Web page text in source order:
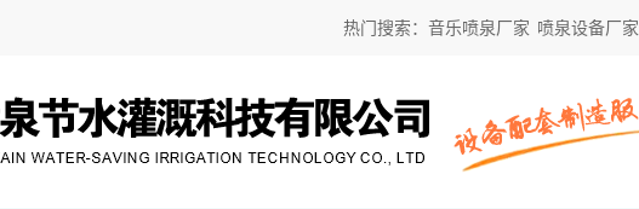
热门搜索： 音乐喷泉厂家 喷泉设备厂家